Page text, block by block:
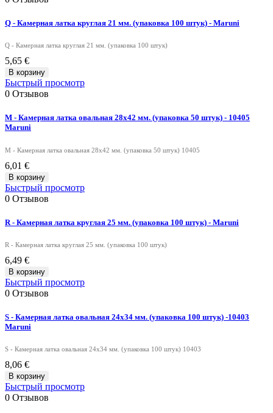
Q - Камерная латка круглая 21 мм. (упаковка 100 штук) - Maruni
Q - Камерная латка круглая 21 мм. (упаковка 100 штук)
5,65 €
В корзину
Быстрый просмотр
0 Отзывов
M - Камерная латка овальная 28х42 мм. (упаковка 50 штук) - 10405
Maruni
M - Камерная латка овальная 28х42 мм. (упаковка 50 штук) 10405
6,01 €
В корзину
Быстрый просмотр
0 Отзывов
R - Камерная латка круглая 25 мм. (упаковка 100 штук) - Maruni
R - Камерная латка круглая 25 мм. (упаковка 100 штук)
6,49 €
В корзину
Быстрый просмотр
0 Отзывов
S - Камерная латка овальная 24х34 мм. (упаковка 100 штук) -10403
Maruni
S - Камерная латка овальная 24х34 мм. (упаковка 100 штук) 10403
8,06 €
В корзину
Быстрый просмотр
0 Отзывов